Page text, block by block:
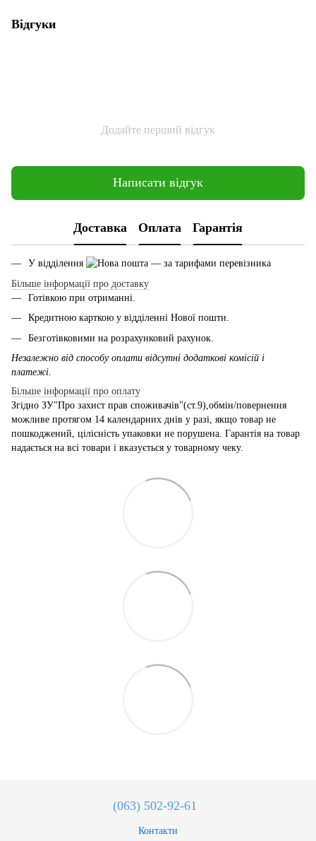
Відгуки
Додайте перший відгук
Написати відгук
Доставка Оплата Гарантія
У відділення
— за тарифами перевізника
Більше інформації про доставку
Готівкою при отриманні.
Кредитною карткою у відділенні Нової пошти.
Безготівковими на розрахунковий рахунок.
Незалежно від способу оплати відсутні додаткові комісій і
платежі.
Більше інформації про оплату
Згідно ЗУ"Про захист прав споживачів"(ст.9),обмін/повернення
можливе протягом 14 календарних днів у разі, якщо товар не
пошкоджений, цілісність упаковки не порушена. Гарантія на товар
надається на всі товари і вказується у товарному чеку.
(063) 502-92-61
Контакти